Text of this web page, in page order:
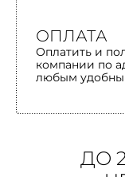
ОПЛАТА
Оплатить и
компании по
любым
ДО